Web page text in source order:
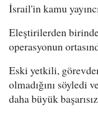
İsrail'in kamu
Eleştirilerden
operasyonun
Eski yetkili,
olmadığını söyledi
daha büyük